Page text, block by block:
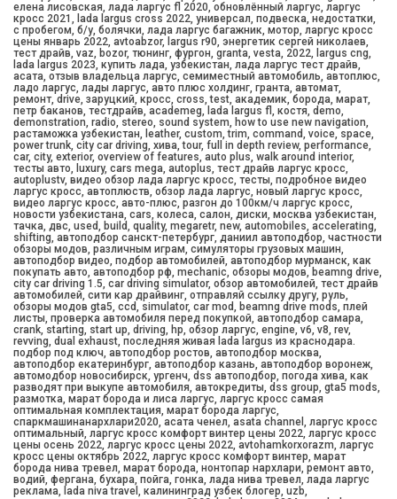
елена лисовская, лада ларгус fl 2020, обновлённый ларгус, ларгус
кросс 2021, lada largus cross 2022, универсал, подвеска, недостатки,
с пробегом, б/у, болячки, лада ларгус багажник, мотор, ларгус кросс
цены январь 2022, avtoabzor, largus r90, энергетик сергей николаев,
тест драйв, vaz, bozor, тюнинг, фургон, granta, vesta, 2022, largus cng,
lada largus 2023, купить лада, узбекистан, лада ларгус тест драйв,
асата, отзыв владельца ларгус, семиместный автомобиль, автоплюс,
ладо ларгус, лады ларгус, авто плюс холдинг, гранта, автомат,
ремонт, drive, заруцкий, кросс, cross, test, академик, борода, марат,
петр баканов, тестдрайв, academeg, lada largus fl, костя, demo,
demonstration, radio, stereo, sound system, how to use new navigation,
растаможка узбекистан, leather, custom, trim, command, voice, space,
power trunk, city car driving, хива, tour, full in depth review, performance,
car, city, exterior, overview of features, auto plus, walk around interior,
тесты авто, luxury, сars mega, autoplus, тест драйв ларгус кросс,
autoplustv, видео обзор лада ларгус кросс, тесты, подробное видео
ларгус кросс, автоплюств, обзор лада ларгус, новый ларгус кросс,
видео ларгус кросс, авто-плюс, разгон до 100км/ч ларгус кросс,
новости узбекистана, cars, колеса, салон, диски, москва узбекистан,
тачка, двс, used, build, quality, megaretr, new, automobiles, accelerating,
shifting, автоподбор санскт-петербург, даниил автоподбор, частности
обзоры модов, различным играм, симуляторы грузовых машин,
автоподбор видео, подбор автомобилей, автоподбор мурманск, как
покупать авто, автоподбор рф, mechanic, обзоры модов, beamng drive,
city car driving 1.5, car driving simulator, обзор автомобилей, тест драйв
автомобилей, сити кар драйвинг, отправляй ссылку другу, руль,
обзоры модов gta5, ccd, simulator, car mod, beamng drive mods, плей
листы, проверка автомобиля перед покупкой, автоподбор самара,
crank, starting, start up, driving, hp, обзор ларгус, engine, v6, v8, rev,
revving, dual exhaust, последняя живая lada largus из краснодара.
подбор под ключ, автоподбор ростов, автоподбор москва,
автоподбор екатеринбург, автоподбор казань, автоподбор воронеж,
автомодбор новосибирск, ургенч, dss автоподбор, погода хива, как
разводят при выкупе автомобиля, автокредиты, dss group, gta5 mods,
размотка, марат борода и лиса ларгус, ларгус кросс самая
оптимальная комплектация, марат борода ларгус,
спаркмашинанархлари2020, асата ченел, asata channel, ларгус кросс
оптимальный, ларгус кросс комфорт винтер цены 2022, ларгус кросс
цены осень 2022, ларгус кросс цены 2022, avtohamkorxorazm, ларгус
кросс цены октябрь 2022, ларгус кросс комфорт винтер, марат
борода нива тревел, марат борода, нонтопар нархлари, ремонт авто,
водий, фергана, бухара, пойга, гонка, лада нива тревел, лада ларгус
реклама, lada niva travel, калининград узбек блогер, uzb,